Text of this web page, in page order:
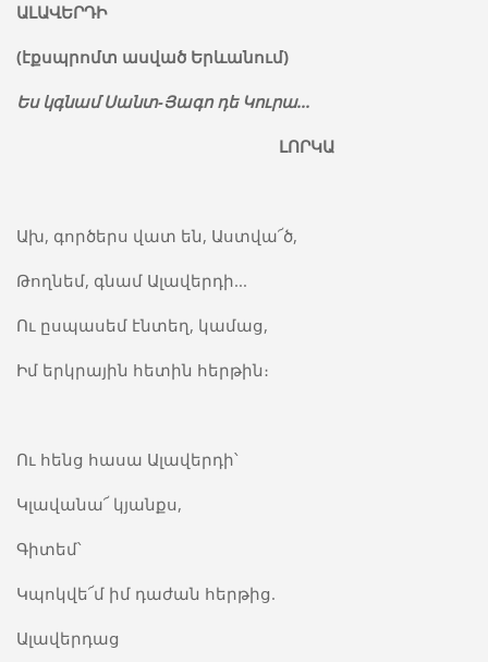
ԱԼԱՎԵՐԴԻ
(էքսպրոմտ ասված Երևանում)
Ես կգնամ Սանտ-Յագո դե Կուրա...
ԼՈՐԿԱ
Ախ, գործերս վատ են, Աստվա՜ծ,
Թողնեմ, գնամ Ալավերդի...
Ու ըսպասեմ էնտեղ, կամաց,
Իմ երկրային հետին հերթին։
Ու հենց հասա Ալավերդի՝
Կլավանա՜ կյանքս,
Գիտեմ՝
Կպոկվե՜մ իմ դաժան հերթից.
Ալավերդաց